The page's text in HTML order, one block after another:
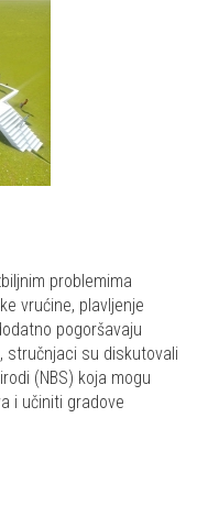
problemima
vrućine, plavljenje
pogoršavaju
stručnjaci su diskutovali
(NBS) koja mogu
i učiniti gradove